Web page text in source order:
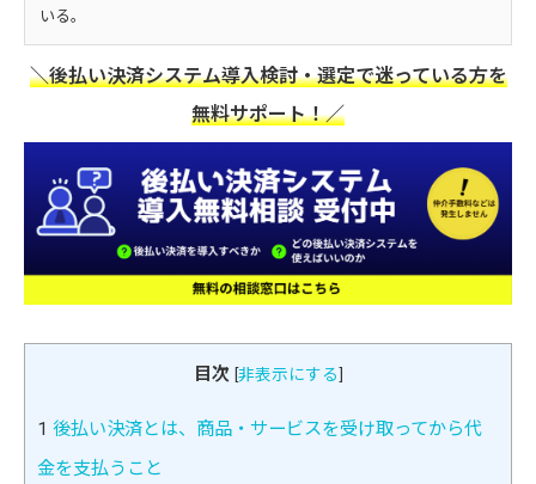
いる。
＼後払い決済システム導入検討・選定で迷っている方を
無料サポート！／
目次 [非表示にする]
1 後払い決済とは、商品・サービスを受け取ってから代
金を支払うこと